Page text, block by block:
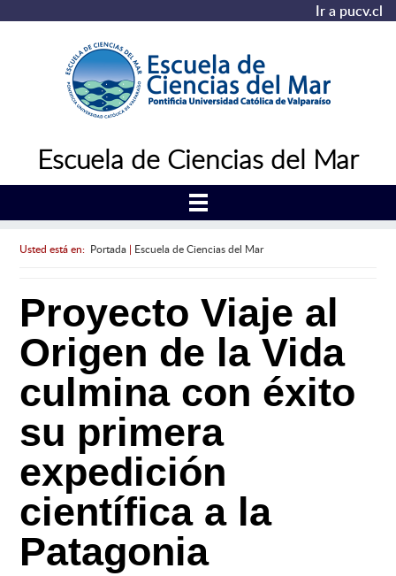
Ir a pucv.cl
Escuela de Ciencias del Mar
Usted está en: Portada| Escuela de Ciencias del Mar
Proyecto Viaje al
Origen de la Vida
culmina con éxito
su primera
expedición
científica a la
Patagonia